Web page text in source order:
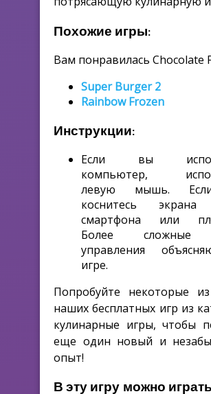
Похожие игры:
Вам понравилась Chocolate
Super Burger 2
Rainbow Frozen
Инструкции:
Если вы
компьютер,
левую мышь.
коснитесь экрана
смартфона или
Более сложные
управления
игре.
Попробуйте некоторые
наших бесплатных игр из
кулинарные игры, чтобы
еще один новый и
опыт!
В эту игру можно